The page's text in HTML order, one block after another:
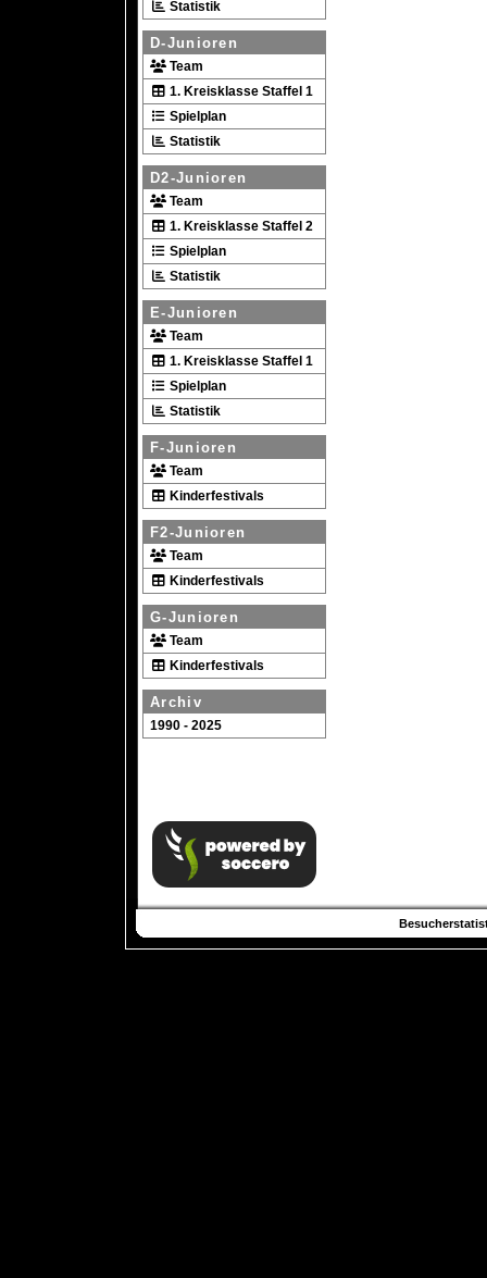
Statistik
D-Junioren
Team
1. Kreisklasse Staffel 1
Spielplan
Statistik
D2-Junioren
Team
1. Kreisklasse Staffel 2
Spielplan
Statistik
E-Junioren
Team
1. Kreisklasse Staffel 1
Spielplan
Statistik
F-Junioren
Team
Kinderfestivals
F2-Junioren
Team
Kinderfestivals
G-Junioren
Team
Kinderfestivals
Archiv
1990 - 2025